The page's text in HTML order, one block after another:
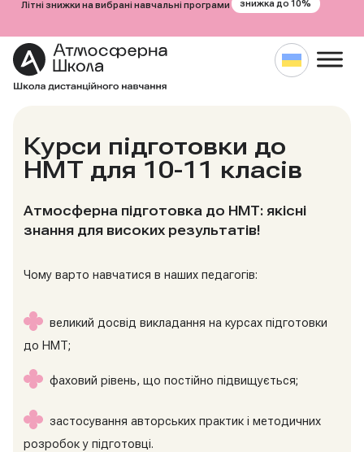
вмісту
Літні знижки на вибрані навчальні програми знижка до 10%
Курси підготовки до
НМТ для 10-11 класів
Атмосферна підготовка до НМТ: якісні
знання для високих результатів!
Чому варто навчатися в наших педагогів:
великий досвід викладання на курсах підготовки
до НМТ;
фаховий рівень, що постійно підвищується;
застосування авторських практик і методичних
розробок у підготовці.